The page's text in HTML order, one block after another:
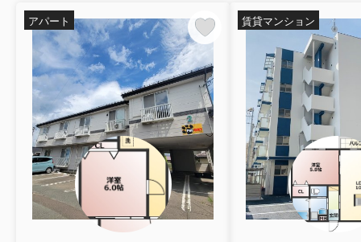
アパート 賃貸マンション